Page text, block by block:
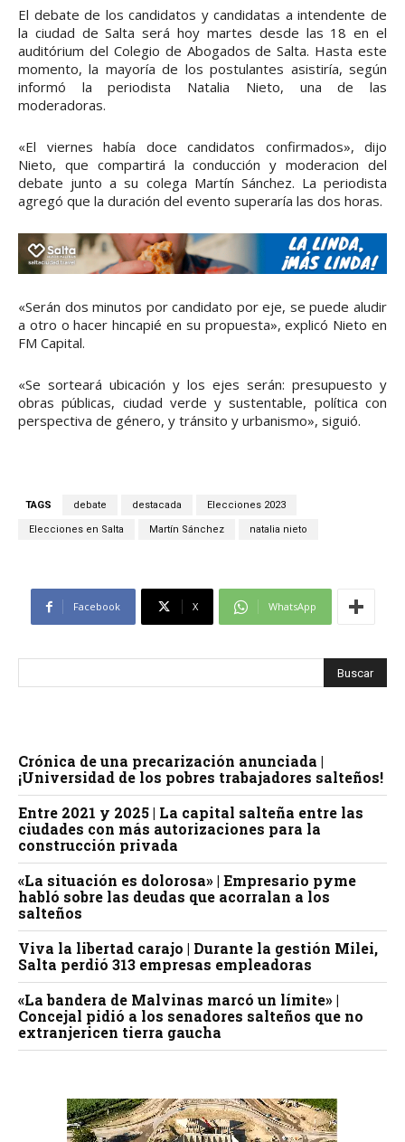
El debate de los candidatos y candidatas a intendente de
la ciudad de Salta será hoy martes desde las 18 en el
auditórium del Colegio de Abogados de Salta. Hasta este
momento, la mayoría de los postulantes asistiría, según
informó la periodista Natalia Nieto, una de las
moderadoras.
«El viernes había doce candidatos confirmados», dijo
Nieto, que compartirá la conducción y moderacion del
debate junto a su colega Martín Sánchez. La periodista
agregó que la duración del evento superaría las dos horas.
«Serán dos minutos por candidato por eje, se puede aludir
a otro o hacer hincapié en su propuesta», explicó Nieto en
FM Capital.
«Se sorteará ubicación y los ejes serán: presupuesto y
obras públicas, ciudad verde y sustentable, política con
perspectiva de género, y tránsito y urbanismo», siguió.
TAGS debate destacada Elecciones 2023
Elecciones en Salta Martín Sánchez natalia nieto
Facebook X WhatsApp
Crónica de una precarización anunciada |
¡Universidad de los pobres trabajadores salteños!
Entre 2021 y 2025 | La capital salteña entre las
ciudades con más autorizaciones para la
construcción privada
«La situación es dolorosa» | Empresario pyme
habló sobre las deudas que acorralan a los
salteños
Viva la libertad carajo | Durante la gestión Milei,
Salta perdió 313 empresas empleadoras
«La bandera de Malvinas marcó un límite» |
Concejal pidió a los senadores salteños que no
extranjericen tierra gaucha